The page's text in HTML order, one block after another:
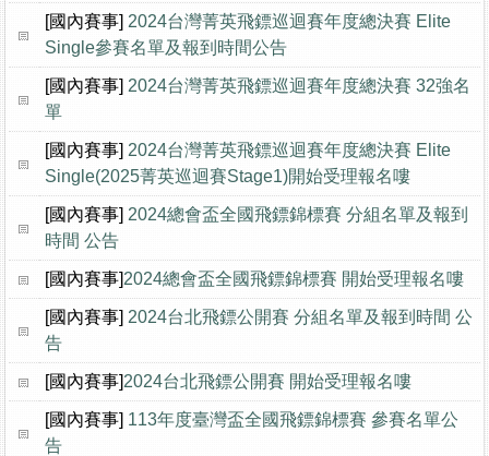
[國內賽事] 2024台灣菁英飛鏢巡迴賽年度總決賽 Elite
Single參賽名單及報到時間公告
[國內賽事] 2024台灣菁英飛鏢巡迴賽年度總決賽 32強名
單
[國內賽事] 2024台灣菁英飛鏢巡迴賽年度總決賽 Elite
Single(2025菁英巡迴賽Stage1)開始受理報名嘍
[國內賽事] 2024總會盃全國飛鏢錦標賽 分組名單及報到
時間 公告
[國內賽事]​2024總會盃全國飛鏢錦標賽 開始受理報名嘍
[國內賽事] 2024台北飛鏢公開賽 分組名單及報到時間 公
告
[國內賽事]​2024台北飛鏢公開賽 開始受理報名嘍
[國內賽事] 113年度臺灣盃全國飛鏢錦標賽 參賽名單公
告